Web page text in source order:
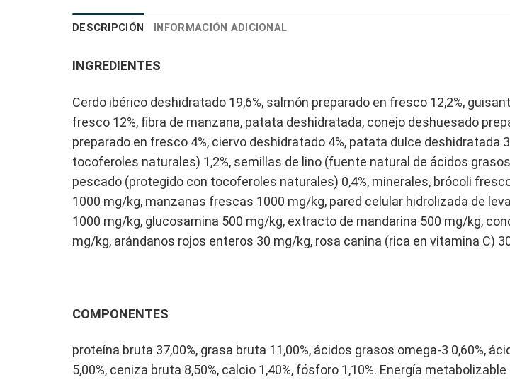
DESCRIPCIÓN INFORMACIÓN ADICIONAL
INGREDIENTES
Cerdo ibérico deshidratado 19,6%, salmón preparado en fresco 12,2%,
fresco 12%, fibra de manzana, patata deshidratada, conejo deshuesado
preparado en fresco 4%, ciervo deshidratado 4%, patata dulce deshidratada
tocoferoles naturales) 1,2%, semillas de lino (fuente natural de ácidos
pescado (protegido con tocoferoles naturales) 0,4%, minerales, brócoli
1000 mg/kg, manzanas frescas 1000 mg/kg, pared celular hidrolizada de
1000 mg/kg, glucosamina 500 mg/kg, extracto de mandarina 500 mg/kg,
mg/kg, arándanos rojos enteros 30 mg/kg, rosa canina (rica en vitamina C)
COMPONENTES
proteína bruta 37,00%, grasa bruta 11,00%, ácidos grasos omega-3 0,60%,
5,00%, ceniza bruta 8,50%, calcio 1,40%, fósforo 1,10%. Energía